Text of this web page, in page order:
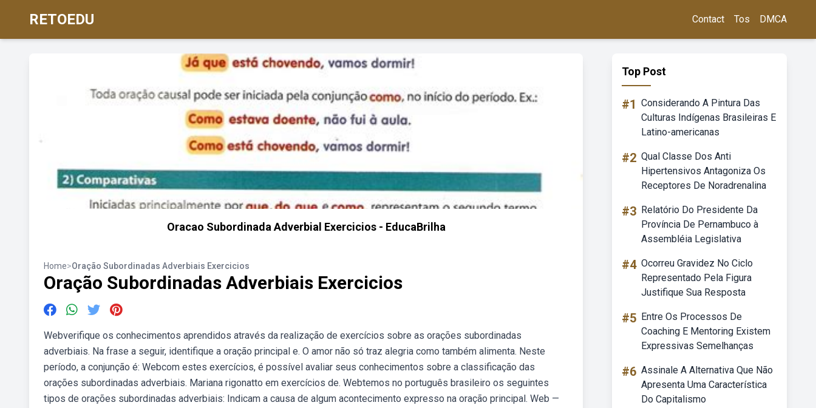
RETOEDU Contact Tos DMCA
Oracao Subordinada Adverbial Exercicios - EducaBrilha
Home>Oração Subordinadas Adverbiais Exercicios
Oração Subordinadas Adverbiais Exercicios
Webverifique os conhecimentos aprendidos através da realização de exercícios sobre as orações subordinadas
adverbiais. Na frase a seguir, identifique a oração principal e. O amor não só traz alegria como também alimenta. Neste
período, a conjunção é: Webcom estes exercícios, é possível avaliar seus conhecimentos sobre a classificação das
orações subordinadas adverbiais. Mariana rigonatto em exercícios de. Webtemos no português brasileiro os seguintes
tipos de orações subordinadas adverbiais: Indicam a causa de algum acontecimento expresso na oração principal. Web —
Top Post
#1 Considerando A Pintura Das
Culturas Indígenas Brasileiras E
Latino-americanas
#2 Qual Classe Dos Anti
Hipertensivos Antagoniza Os
Receptores De Noradrenalina
#3 Relatório Do Presidente Da
Província De Pernambuco à
Assembléia Legislativa
#4 Ocorreu Gravidez No Ciclo
Representado Pela Figura
Justifique Sua Resposta
#5 Entre Os Processos De
Coaching E Mentoring Existem
Expressivas Semelhanças
#6 Assinale A Alternativa Que Não
Apresenta Uma Característica
Do Capitalismo